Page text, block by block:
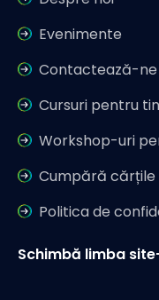
Evenimente
Contactează-ne
Cursuri pentru
Workshop-uri
Cumpără cărțile
Politica de
Schimbă limba